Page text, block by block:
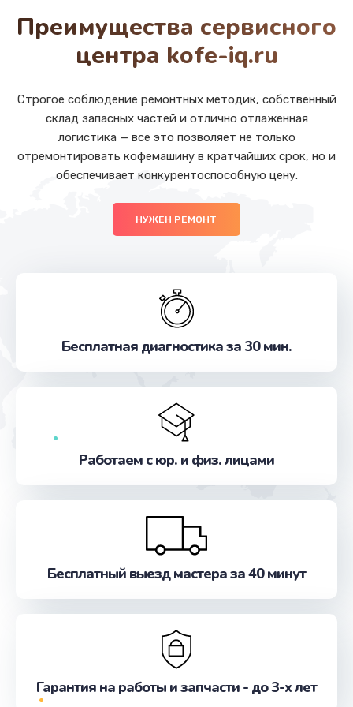
Заказать
от 550 руб.
Заказать
Замена разъема наушников
от 550 руб.
Заказать
Заказать
Ремонт кнопки громкости
Заказать
Замена микросхемы GPS
Ремонт антенны
от 880 руб.
Ремонт задней крышки
Заказать
Ремонт камеры
Преимущества сервисного
центра kofe-iq.ru
Строгое соблюдение ремонтных методик, собственный
склад запасных частей и отлично отлаженная
логистика — все это позволяет не только
отремонтировать кофемашину в кратчайших срок, но и
обеспечивает конкурентоспособную цену.
НУЖЕН РЕМОНТ
Бесплатная диагностика за 30 мин.
Работаем с юр. и физ. лицами
Бесплатный выезд мастера за 40 минут
Гарантия на работы и запчасти - до 3-х лет